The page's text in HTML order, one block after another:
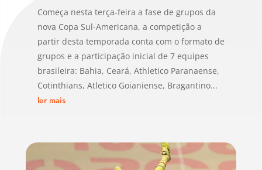
Começa nesta terça-feira a fase de grupos da
nova Copa Sul-Americana, a competição a
partir desta temporada conta com o formato de
grupos e a participação inicial de 7 equipes
brasileira: Bahia, Ceará, Athletico Paranaense,
Cotinthians, Atletico Goianiense, Bragantino...
ler mais